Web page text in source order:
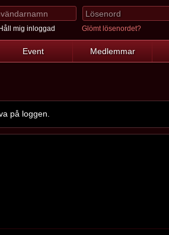
Håll mig inloggad Glömt lösenordet?
Event Medlemmar
på loggen.